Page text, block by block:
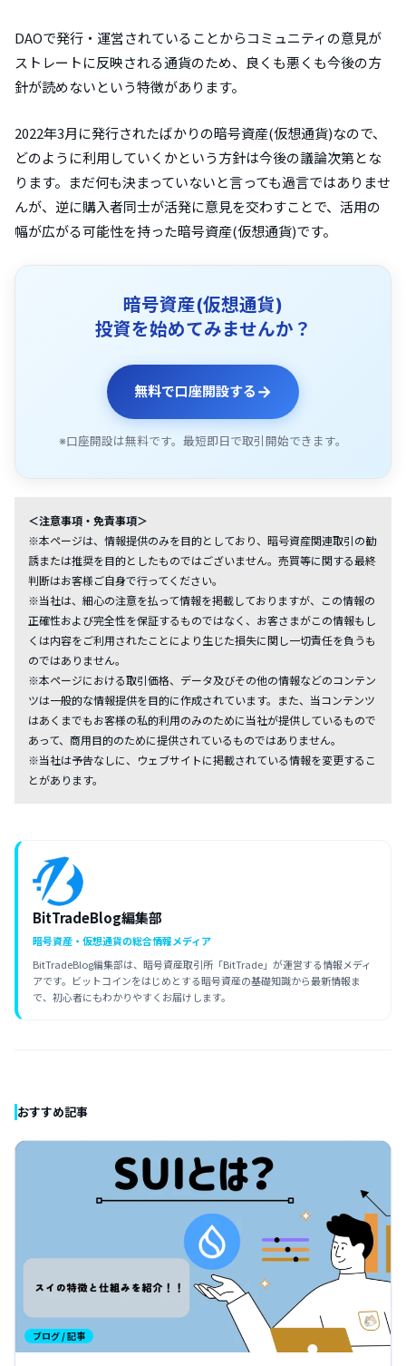
DAOで発行・運営されていることからコミュニティの意見が
ストレートに反映される通貨のため、良くも悪くも今後の方
針が読めないという特徴があります。
2022年3月に発行されたばかりの暗号資産(仮想通貨)なので、
どのように利用していくかという方針は今後の議論次第とな
ります。まだ何も決まっていないと言っても過言ではありませ
んが、逆に購入者同士が活発に意見を交わすことで、活用の
幅が広がる可能性を持った暗号資産(仮想通貨)です。
暗号資産(仮想通貨)
投資を始めてみませんか？
無料で口座開設する →
※口座開設は無料です。最短即日で取引開始できます。
＜注意事項・免責事項＞
※本ページは、情報提供のみを目的としており、暗号資産関連取引の勧
誘または推奨を目的としたものではございません。売買等に関する最終
判断はお客様ご自身で行ってください。
※当社は、細心の注意を払って情報を掲載しておりますが、この情報の
正確性および完全性を保証するものではなく、お客さまがこの情報もし
くは内容をご利用されたことにより生じた損失に関し一切責任を負うも
のではありません。
※本ページにおける取引価格、データ及びその他の情報などのコンテン
ツは一般的な情報提供を目的に作成されています。また、当コンテンツ
はあくまでもお客様の私的利用のみのために当社が提供しているもので
あって、商用目的のために提供されているものではありません。
※当社は予告なしに、ウェブサイトに掲載されている情報を変更するこ
とがあります。
BitTradeBlog編集部
暗号資産・仮想通貨の総合情報メディア
BitTradeBlog編集部は、暗号資産取引所「BitTrade」が運営する情報メディ
アです。ビットコインをはじめとする暗号資産の基礎知識から最新情報ま
で、初心者にもわかりやすくお届けします。
おすすめ記事
ブログ / 記事